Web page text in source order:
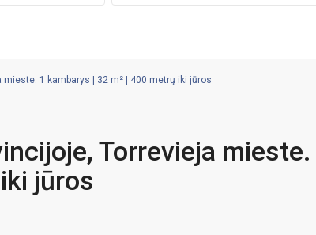
1 kambarys | 32 m² | 400 metrų iki jūros
Torrevieja mieste.
jūros